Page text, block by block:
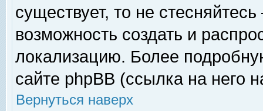
существует, то не
возможность создать и
локализацию. Более
сайте phpBB (ссылка на него
Вернуться наверх